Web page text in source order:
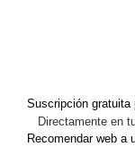
Suscripción gratuita
Directamente en
Recomendar web a